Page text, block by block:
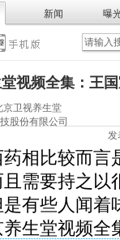
新闻 曝
膳食 食谱
堂视频全集：王
京卫视养生堂
股份有限公司
发
比较而言
需要持之以
有些人闻着
生堂视频全